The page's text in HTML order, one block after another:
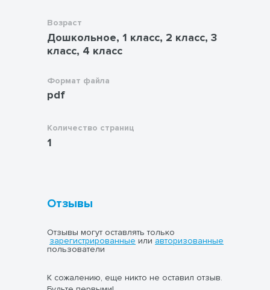
Возраст
Дошкольное, 1 класс, 2 класс, 3
класс, 4 класс
Формат файла
pdf
Количество страниц
1
Отзывы
Отзывы могут оставлять только
зарегистрированные или авторизованные
пользователи
К сожалению, еще никто не оставил отзыв.